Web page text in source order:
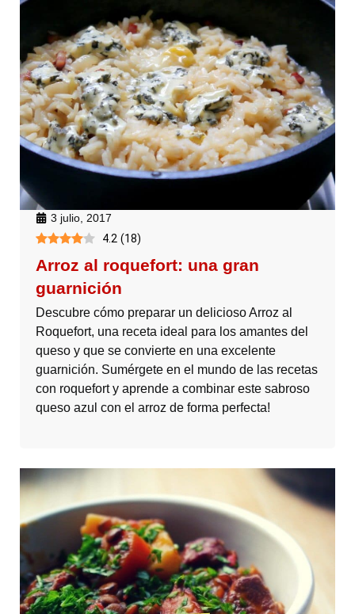
3 julio, 2017
4.2 (18)
Arroz al roquefort: una gran
guarnición
Descubre cómo preparar un delicioso Arroz al
Roquefort, una receta ideal para los amantes del
queso y que se convierte en una excelente
guarnición. Sumérgete en el mundo de las recetas
con roquefort y aprende a combinar este sabroso
queso azul con el arroz de forma perfecta!